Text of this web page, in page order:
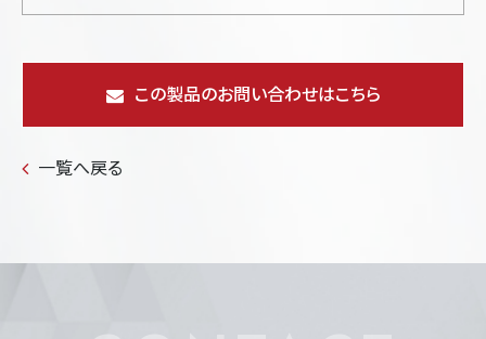
この製品のお問い合わせはこちら
一覧へ戻る